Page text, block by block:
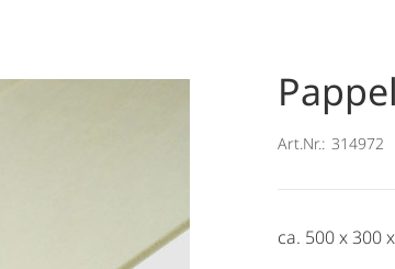
Art.Nr.: 314972
ca. 500 x 300